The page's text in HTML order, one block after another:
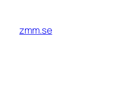
innehåll
zmm.se